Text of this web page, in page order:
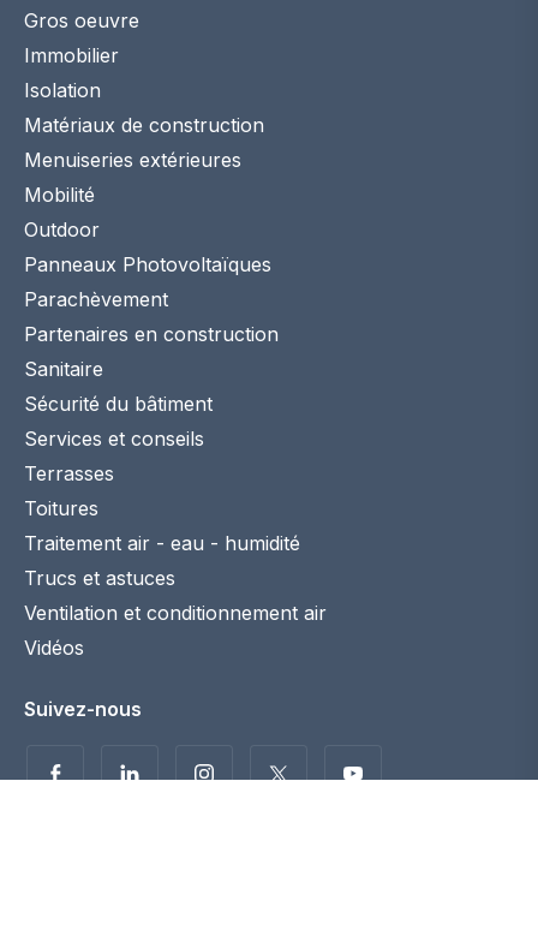
Gros oeuvre
Immobilier
Isolation
Matériaux de construction
Menuiseries extérieures
Mobilité
Outdoor
Panneaux Photovoltaïques
Parachèvement
Partenaires en construction
Sanitaire
Sécurité du bâtiment
Services et conseils
Terrasses
Toitures
Traitement air - eau - humidité
Trucs et astuces
Ventilation et conditionnement air
Vidéos
Suivez-nous